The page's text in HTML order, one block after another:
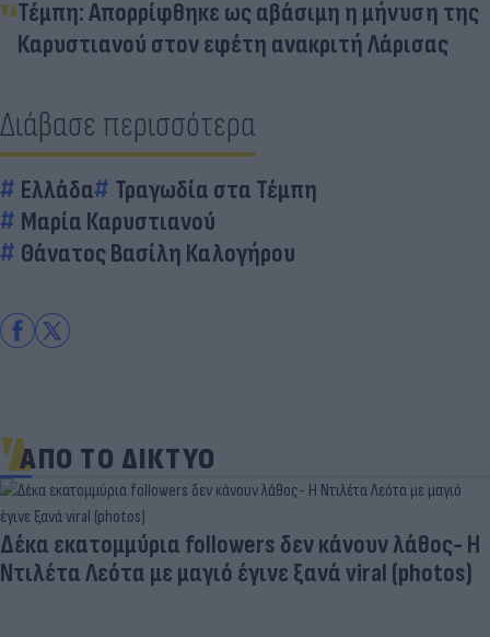
Τέμπη: Απορρίφθηκε ως αβάσιμη η μήνυση της
Καρυστιανού στον εφέτη ανακριτή Λάρισας
Διάβασε περισσότερα
Ελλάδα
Τραγωδία στα Τέμπη
Μαρία Καρυστιανού
Θάνατος Βασίλη Καλογήρου
ΑΠΟ ΤΟ ΔΙΚΤΥΟ
Δέκα εκατομμύρια followers δεν κάνουν λάθος- Η
Ντιλέτα Λεότα με μαγιό έγινε ξανά viral (photos)